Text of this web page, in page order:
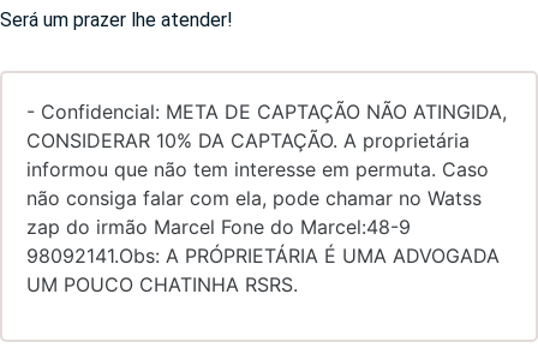
Será um prazer lhe atender!
- Confidencial: META DE CAPTAÇÃO NÃO ATINGIDA,
CONSIDERAR 10% DA CAPTAÇÃO. A proprietária
informou que não tem interesse em permuta. Caso
não consiga falar com ela, pode chamar no Watss
zap do irmão Marcel Fone do Marcel:48-9
98092141.Obs: A PRÓPRIETÁRIA É UMA ADVOGADA
UM POUCO CHATINHA RSRS.